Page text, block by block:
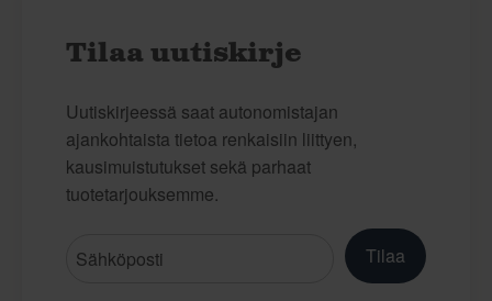
Tilaa uutiskirje
Uutiskirjeessä saat autonomistajan
ajankohtaista tietoa renkaisiin liittyen,
kausimuistutukset sekä parhaat
tuotetarjouksemme.
Tilaa